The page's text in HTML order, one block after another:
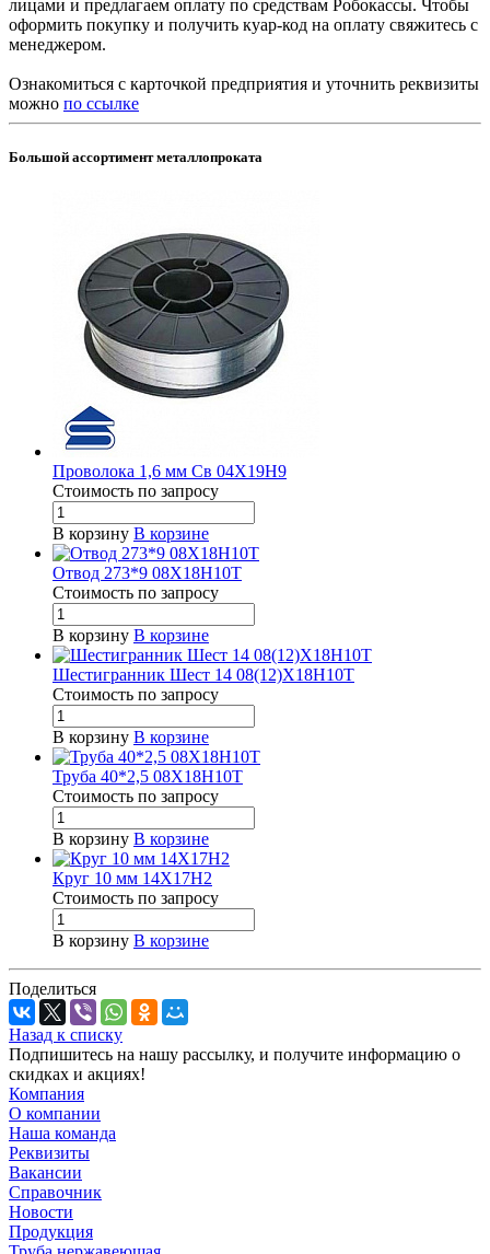
лицами и предлагаем оплату по средствам Робокассы. Чтобы
оформить покупку и получить куар-код на оплату свяжитесь с
менеджером.
Ознакомиться с карточкой предприятия и уточнить реквизиты
можно по ссылке
Большой ассортимент металлопроката
Проволока 1,6 мм Св 04Х19Н9
Стоимость по запросу
В корзину В корзине
Отвод 273*9 08Х18Н10Т
Стоимость по запросу
В корзину В корзине
Шестигранник Шест 14 08(12)Х18Н10Т
Стоимость по запросу
В корзину В корзине
Труба 40*2,5 08Х18Н10Т
Стоимость по запросу
В корзину В корзине
Круг 10 мм 14Х17Н2
Стоимость по запросу
В корзину В корзине
Поделиться
Назад к списку
Подпишитесь на нашу рассылку, и получите информацию о
скидках и акциях!
Компания
О компании
Наша команда
Реквизиты
Вакансии
Справочник
Новости
Продукция